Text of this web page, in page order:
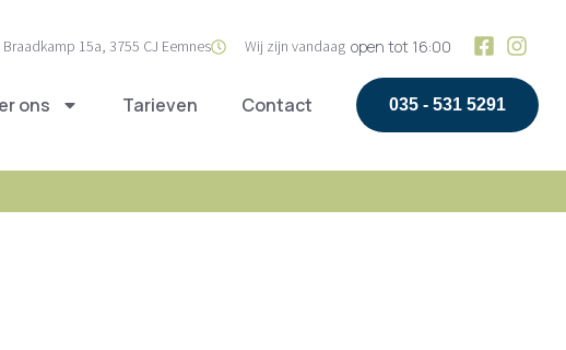
Braadkamp 15a, 3755 CJ Eemnes Wij zijn vandaag open tot 16:00
ons Tarieven Contact 035 - 531 5291